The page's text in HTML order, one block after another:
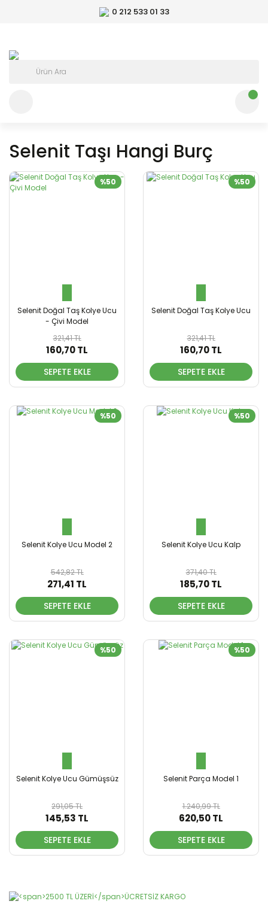
0 212 533 01 33
Selenit Taşı Hangi Burç
%50
Selenit Doğal Taş Kolye Ucu
- Çivi Model
321,41 TL
160,70 TL
SEPETE EKLE
%50
Selenit Doğal Taş Kolye Ucu
321,41 TL
160,70 TL
SEPETE EKLE
%50
Selenit Kolye Ucu Model 2
542,82 TL
271,41 TL
SEPETE EKLE
%50
Selenit Kolye Ucu Kalp
371,40 TL
185,70 TL
SEPETE EKLE
%50
Selenit Kolye Ucu Gümüşsüz
291,05 TL
145,53 TL
SEPETE EKLE
%50
Selenit Parça Model 1
1.240,99 TL
620,50 TL
SEPETE EKLE